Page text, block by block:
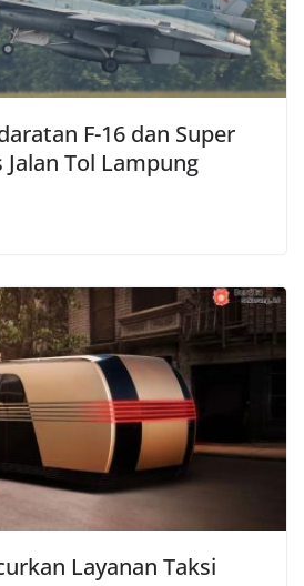
F-16 dan Super
Jalan Tol Lampung
Layanan Taksi